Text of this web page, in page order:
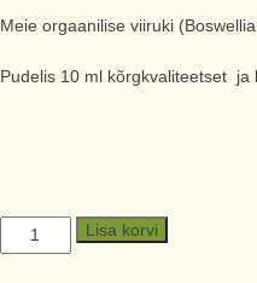
Meie orgaanilise viiruki
Pudelis 10 ml kõrgkvaliteetset ja
Lisa korvi